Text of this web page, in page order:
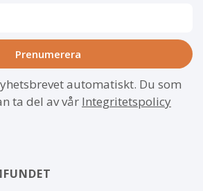
automatiskt. Du som
ta del av vår Integritetspolicy